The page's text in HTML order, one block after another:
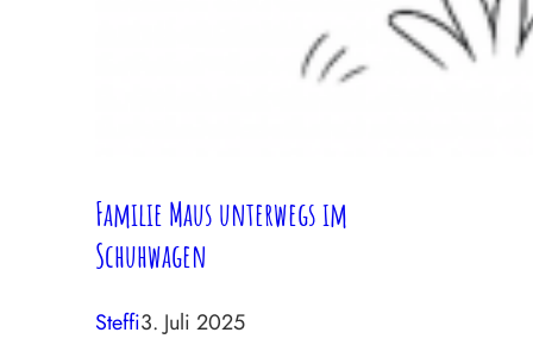
Familie Maus unterwegs im
Schuhwagen
Steffi3. Juli 2025